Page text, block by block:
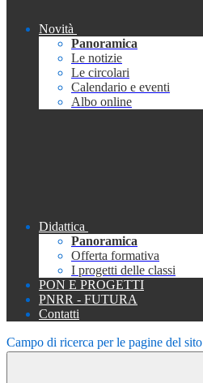
Novità
Panoramica
Le notizie
Le circolari
Calendario e eventi
Albo online
Didattica
Panoramica
Offerta formativa
I progetti delle classi
PON E PROGETTI
PNRR - FUTURA
Contatti
Campo di ricerca per le pagine del sito